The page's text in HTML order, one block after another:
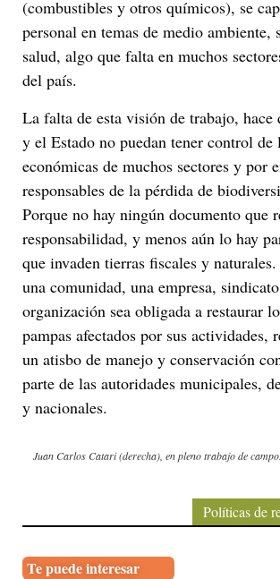
(combustibles y otros químicos), se
personal en temas de medio ambiente,
salud, algo que falta en muchos
del país.
La falta de esta visión de trabajo, hace
y el Estado no puedan tener control de
económicas de muchos sectores y por
responsables de la pérdida de
Porque no hay ningún documento que
responsabilidad, y menos aún lo hay
que invaden tierras fiscales y
una comunidad, una empresa,
organización sea obligada a restaurar
pampas afectados por sus actividades,
un atisbo de manejo y conservación
parte de las autoridades municipales,
y nacionales.
Juan Carlos Catari (derecha), en pleno trabajo de campo.
Políticas de
Te puede interesar